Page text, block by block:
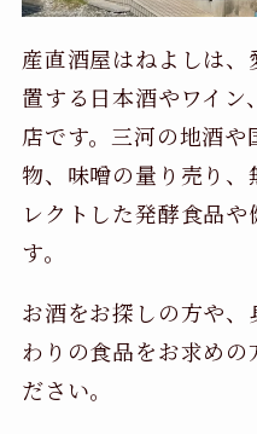
産直酒屋はねよしは
置する日本酒やワイ
店です。三河の地酒
物、味噌の量り売り
レクトした発酵食品
す。
お酒をお探しの方や
わりの食品をお求めの
ださい。